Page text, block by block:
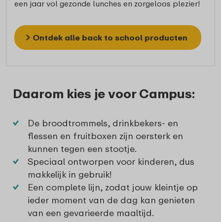
een jaar vol gezonde lunches en zorgeloos plezier!
Ontdek alle back to school producten
Daarom kies je voor Campus:
De broodtrommels, drinkbekers- en
flessen en fruitboxen zijn oersterk en
kunnen tegen een stootje.
Speciaal ontworpen voor kinderen, dus
makkelijk in gebruik!
Een complete lijn, zodat jouw kleintje op
ieder moment van de dag kan genieten
van een gevarieerde maaltijd.